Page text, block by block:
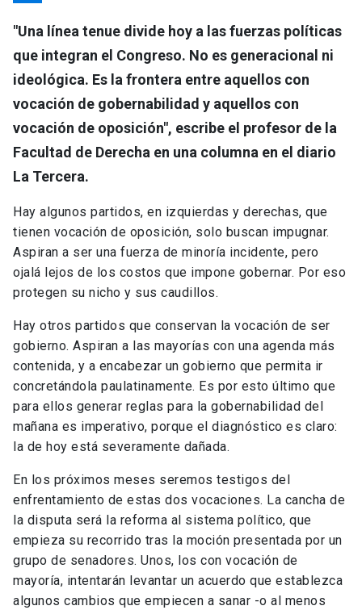
"Una línea tenue divide hoy a las fuerzas políticas
que integran el Congreso. No es generacional ni
ideológica. Es la frontera entre aquellos con
vocación de gobernabilidad y aquellos con
vocación de oposición", escribe el profesor de la
Facultad de Derecha en una columna en el diario
La Tercera.
Hay algunos partidos, en izquierdas y derechas, que
tienen vocación de oposición, solo buscan impugnar.
Aspiran a ser una fuerza de minoría incidente, pero
ojalá lejos de los costos que impone gobernar. Por eso
protegen su nicho y sus caudillos.
Hay otros partidos que conservan la vocación de ser
gobierno. Aspiran a las mayorías con una agenda más
contenida, y a encabezar un gobierno que permita ir
concretándola paulatinamente. Es por esto último que
para ellos generar reglas para la gobernabilidad del
mañana es imperativo, porque el diagnóstico es claro:
la de hoy está severamente dañada.
En los próximos meses seremos testigos del
enfrentamiento de estas dos vocaciones. La cancha de
la disputa será la reforma al sistema político, que
empieza su recorrido tras la moción presentada por un
grupo de senadores. Unos, los con vocación de
mayoría, intentarán levantar un acuerdo que establezca
algunos cambios que empiecen a sanar -o al menos